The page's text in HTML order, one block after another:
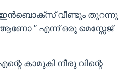
വീണ്ടും തുറന്നു
” എന്ന് ഒരു മെസ്സേജ്
കാമുകി നീരു വിന്റെ